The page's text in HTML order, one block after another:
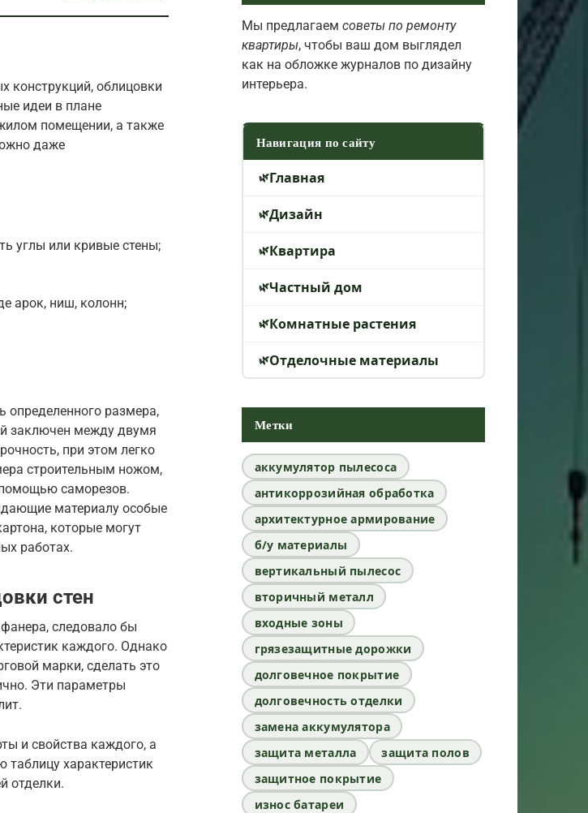
конструкций, облицовки
идеи в плане
помещении, а также
даже
углы или кривые стены;
арок, ниш, колонн;
определенного размера,
заключен между двумя
при этом легко
строительным ножом,
помощью саморезов.
материалу особые
которые могут
работах.
стен
следовало бы
каждого. Однако
марки, сделать это
Эти параметры
и свойства каждого, а
таблицу характеристик
отделки.
Мы предлагаем советы по ремонту
квартиры, чтобы ваш дом выглядел
как на обложке журналов по дизайну
интерьера.
Навигация по сайту
Главная
Дизайн
Квартира
Частный дом
Комнатные растения
Отделочные материалы
Метки
аккумулятор пылесоса
антикоррозийная обработка
архитектурное армирование
б/у материалы
вертикальный пылесос
вторичный металл
входные зоны
грязезащитные дорожки
долговечное покрытие
долговечность отделки
замена аккумулятора
защита металла
защита полов
защитное покрытие
износ батареи